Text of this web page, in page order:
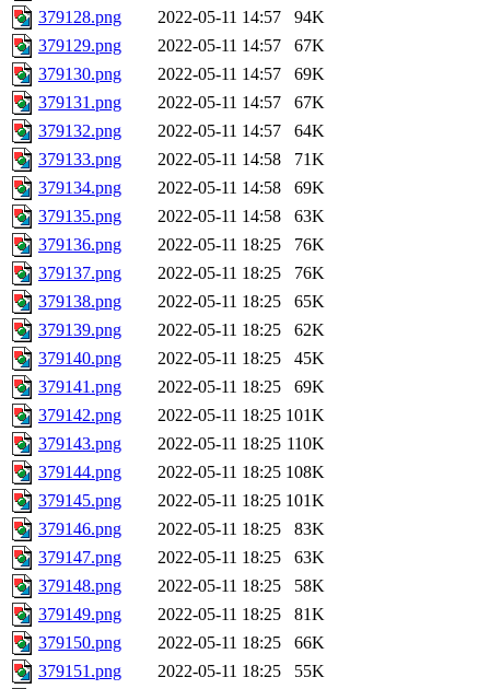
379128.png
2022-05-11 14:57
94K
379129.png
2022-05-11 14:57
67K
379130.png
2022-05-11 14:57
69K
379131.png
2022-05-11 14:57
67K
379132.png
2022-05-11 14:57
64K
379133.png
2022-05-11 14:58
71K
379134.png
2022-05-11 14:58
69K
379135.png
2022-05-11 14:58
63K
379136.png
2022-05-11 18:25
76K
379137.png
2022-05-11 18:25
76K
379138.png
2022-05-11 18:25
65K
379139.png
2022-05-11 18:25
62K
379140.png
2022-05-11 18:25
45K
379141.png
2022-05-11 18:25
69K
379142.png
2022-05-11 18:25 101K
379143.png
2022-05-11 18:25 110K
379144.png
2022-05-11 18:25 108K
379145.png
2022-05-11 18:25 101K
379146.png
2022-05-11 18:25
83K
379147.png
2022-05-11 18:25
63K
379148.png
2022-05-11 18:25
58K
379149.png
2022-05-11 18:25
81K
379150.png
2022-05-11 18:25
66K
379151.png
2022-05-11 18:25
55K